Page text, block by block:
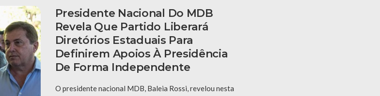
Presidente Nacional Do MDB
Revela Que Partido Liberará
Diretórios Estaduais Para
Definirem Apoios À Presidência
De Forma Independente
O presidente nacional MDB, Baleia Rossi, revelou nesta